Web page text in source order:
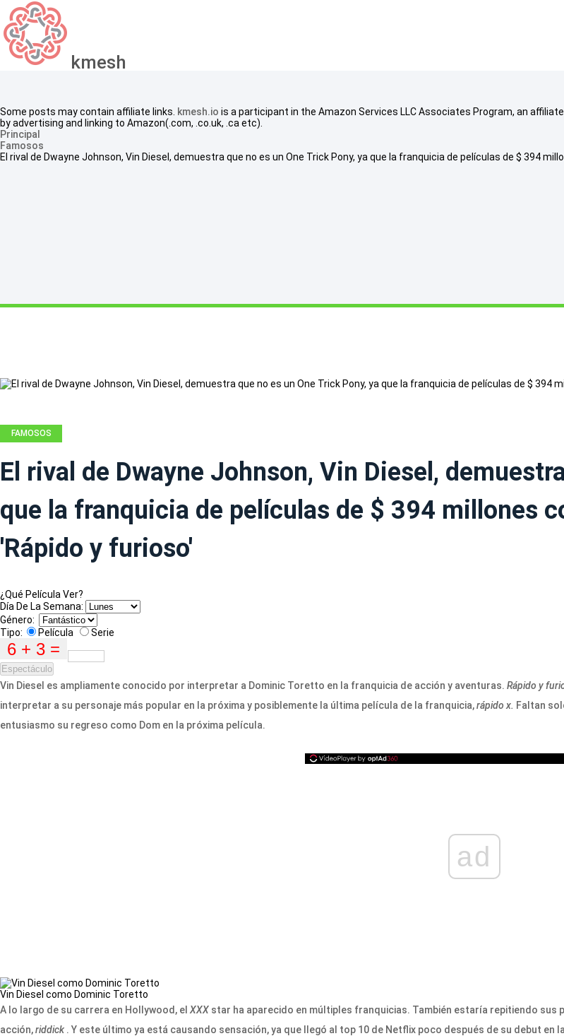
kmesh
Some posts may contain affiliate links. kmesh.io is a participant in the Amazon Services LLC Associates Program, an
by advertising and linking to Amazon(.com, .co.uk, .ca etc).
Principal
Famosos
El rival de Dwayne Johnson, Vin Diesel, demuestra que no es un One Trick Pony, ya que la franquicia de películas de $ 394
FAMOSOS
El rival de Dwayne Johnson, Vin Diesel,
que la franquicia de películas de $ 394 millones
'Rápido y furioso'
¿Qué Película Ver?
Día De La Semana:
Género:
Tipo:
Película Serie
Espectáculo
Vin Diesel es ampliamente conocido por interpretar a Dominic Toretto en la franquicia de acción y aventuras. Rápido y
interpretar a su personaje más popular en la próxima y posiblemente la última película de la franquicia,rápido x. Faltan
entusiasmo su regreso como Dom en la próxima película.
ad
Vin Diesel como Dominic Toretto
A lo largo de su carrera en Hollywood, el XXX star ha aparecido en múltiples franquicias. También estaría repitiendo sus
acción,riddick . Y este último ya está causando sensación, ya que llegó al top 10 de Netflix poco después de su debut en